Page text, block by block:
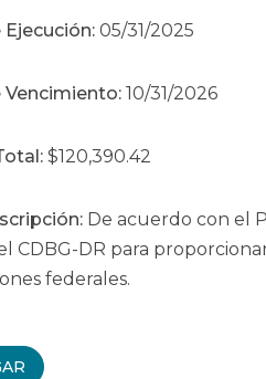
Ejecución: 05/31/2025
Vencimiento: 10/31/2026
$120,390.42
De acuerdo con el
CDBG-DR para
federales.